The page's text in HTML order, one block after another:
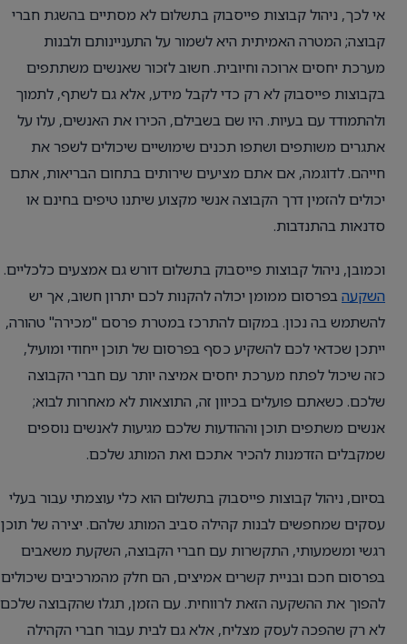
אי לכך, ניהול קבוצות פייסבוק בתשלום לא מסתיים בהשגת חברי
קבוצה; המטרה האמיתית היא לשמור על התעניינותם ולבנות
מערכת יחסים ארוכה וחיובית. חשוב לזכור שאנשים משתתפים
בקבוצות פייסבוק לא רק כדי לקבל מידע, אלא גם לשתף, לתמוך
ולהתמודד עם בעיות. היו שם בשבילם, הכירו את האנשים, עלו על
אתגרים משותפים ושתפו תכנים שימושיים שיכולים לשפר את
חייהם. לדוגמה, אם אתם מציעים שירותים בתחום הבריאות, אתם
יכולים להזמין דרך הקבוצה אנשי מקצוע שיתנו טיפים בחינם או
סדנאות בהתנדבות.
וכמובן, ניהול קבוצות פייסבוק בתשלום דורש גם אמצעים כלכליים.
השקעהבפרסום ממומן יכולה להקנות לכם יתרון חשוב, אך יש
להשתמש בה נכון. במקום להתרכז במטרת פרסם "מכירה" טהורה,
ייתכן שכדאי לכם להשקיע כסף בפרסום של תוכן ייחודי ומועיל,
כזה שיכול לפתח מערכת יחסים אמיצה יותר עם חברי הקבוצה
שלכם. כשאתם פועלים בכיוון זה, התוצאות לא מאחרות לבוא;
אנשים משתפים תוכן וההודעות שלכם מגיעות לאנשים נוספים
שמקבלים הזדמנות להכיר אתכם ואת המותג שלכם.
בסיום, ניהול קבוצות פייסבוק בתשלום הוא כלי עוצמתי עבור בעלי
עסקים שמחפשים לבנות קהילה סביב המותג שלהם. יצירה של תוכן
רגשי ומשמעותי, התקשרות עם חברי הקבוצה, השקעת משאבים
בפרסום חכם ובניית קשרים אמיצים, הם חלק מהמרכיבים שיכולים
להפוך את ההשקעה הזאת לרווחית. עם הזמן, תגלו שהקבוצה שלכם
לא רק שהפכה לעסק מצליח, אלא גם לבית עבור חברי הקהילה